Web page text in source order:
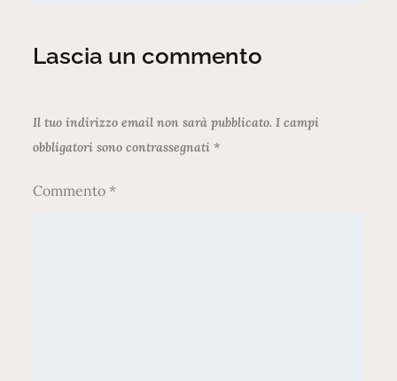
Lascia un commento
Il tuo indirizzo email non sarà pubblicato. I campi
obbligatori sono contrassegnati *
Commento*